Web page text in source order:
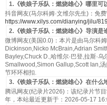
1.《铁娘子乐队：燃烧雄心》哪里可
抖音网友(马尔科姆·文维尔先生)：免
https://www.xilys.com/dianying/jilu/
2.《铁娘子乐队：燃烧雄心》导演是
微博网友(美国0.0)：本片是由马尔科
Dickinson,Nicko McBrain,Adrian
Bayley,Chuck D.,哈维尔·巴登,拉斯·
Smallwood,Simon Gallup,Scott Ian,
节环环相扣.
3.《铁娘子乐队：燃烧雄心》在什么
腾讯网友(纪录片2026)：该纪录片节
年，本站最近更新于：2026-05-17